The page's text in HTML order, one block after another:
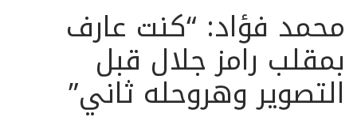
محمد فؤاد: “كنت عارف
بمقلب رامز جلال قبل
التصوير وهروحله ثاني”